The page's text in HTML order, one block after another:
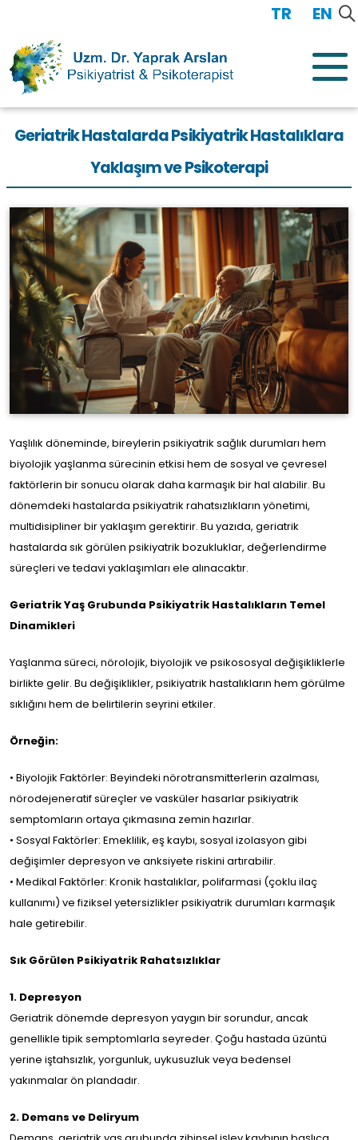
TR EN
EN
Geriatrik Hastalarda Psikiyatrik Hastalıklara
Yaklaşım ve Psikoterapi
Yaşlılık döneminde, bireylerin psikiyatrik sağlık durumları hem
biyolojik yaşlanma sürecinin etkisi hem de sosyal ve çevresel
faktörlerin bir sonucu olarak daha karmaşık bir hal alabilir. Bu
dönemdeki hastalarda psikiyatrik rahatsızlıkların yönetimi,
multidisipliner bir yaklaşım gerektirir. Bu yazıda, geriatrik
hastalarda sık görülen psikiyatrik bozukluklar, değerlendirme
süreçleri ve tedavi yaklaşımları ele alınacaktır.
Geriatrik Yaş Grubunda Psikiyatrik Hastalıkların Temel
Dinamikleri
Yaşlanma süreci, nörolojik, biyolojik ve psikososyal değişikliklerle
birlikte gelir. Bu değişiklikler, psikiyatrik hastalıkların hem görülme
sıklığını hem de belirtilerin seyrini etkiler.
Örneğin:
• Biyolojik Faktörler: Beyindeki nörotransmitterlerin azalması,
nörodejeneratif süreçler ve vasküler hasarlar psikiyatrik
semptomların ortaya çıkmasına zemin hazırlar.
• Sosyal Faktörler: Emeklilik, eş kaybı, sosyal izolasyon gibi
değişimler depresyon ve anksiyete riskini artırabilir.
• Medikal Faktörler: Kronik hastalıklar, polifarmasi (çoklu ilaç
kullanımı) ve fiziksel yetersizlikler psikiyatrik durumları karmaşık
hale getirebilir.
Sık Görülen Psikiyatrik Rahatsızlıklar
1. Depresyon
Geriatrik dönemde depresyon yaygın bir sorundur, ancak
genellikle tipik semptomlarla seyreder. Çoğu hastada üzüntü
yerine iştahsızlık, yorgunluk, uykusuzluk veya bedensel
yakınmalar ön plandadır.
2. Demans ve Deliryum